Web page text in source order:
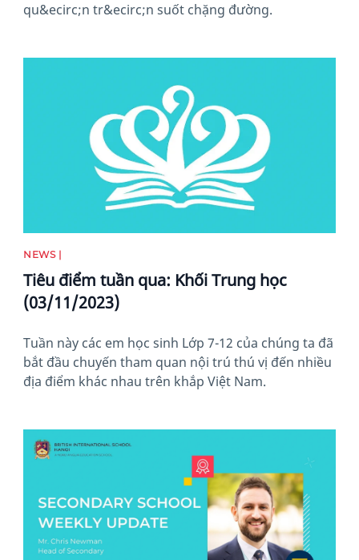
qu&ecirc;n tr&ecirc;n suốt chặng đường.
NEWS |
Tiêu điểm tuần qua: Khối Trung học
(03/11/2023)
Tuần này các em học sinh Lớp 7-12 của chúng ta đã
bắt đầu chuyến tham quan nội trú thú vị đến nhiều
địa điểm khác nhau trên khắp Việt Nam.
News image